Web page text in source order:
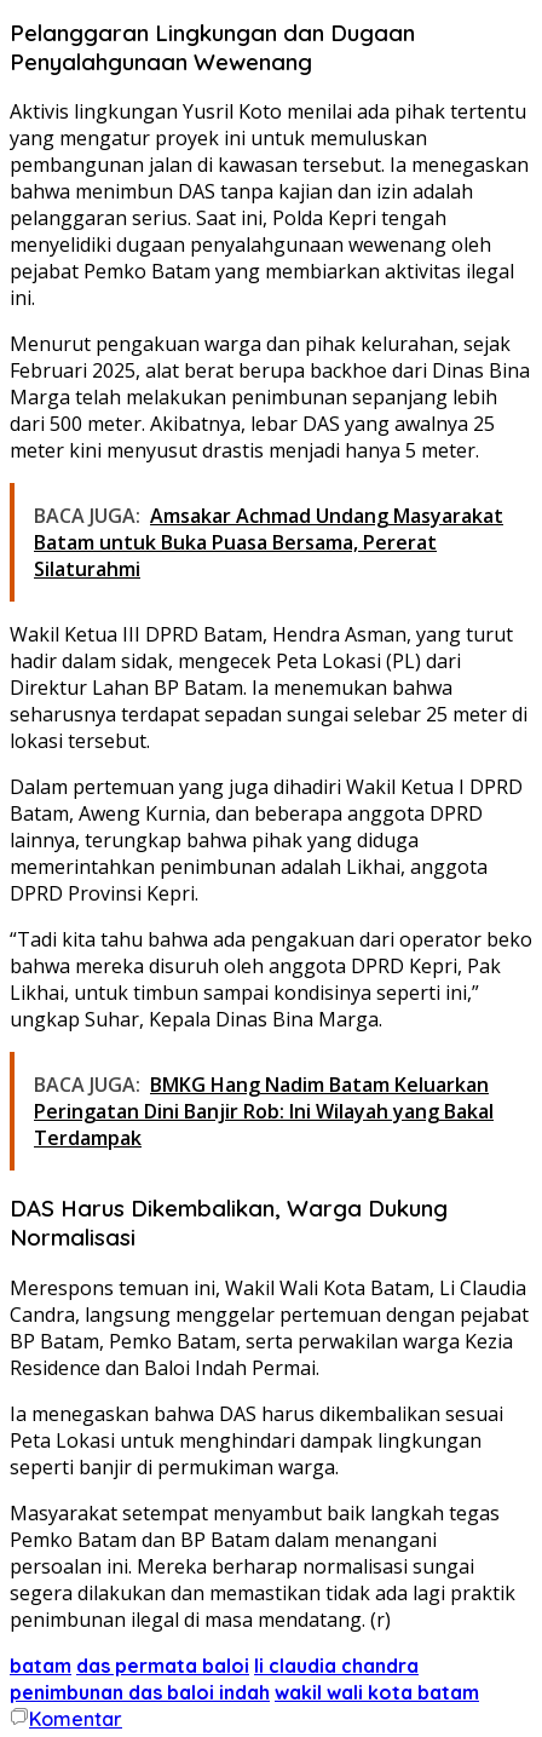
Pelanggaran Lingkungan dan Dugaan
Penyalahgunaan Wewenang
Aktivis lingkungan Yusril Koto menilai ada pihak tertentu
yang mengatur proyek ini untuk memuluskan
pembangunan jalan di kawasan tersebut. Ia menegaskan
bahwa menimbun DAS tanpa kajian dan izin adalah
pelanggaran serius. Saat ini, Polda Kepri tengah
menyelidiki dugaan penyalahgunaan wewenang oleh
pejabat Pemko Batam yang membiarkan aktivitas ilegal
ini.
Menurut pengakuan warga dan pihak kelurahan, sejak
Februari 2025, alat berat berupa backhoe dari Dinas Bina
Marga telah melakukan penimbunan sepanjang lebih
dari 500 meter. Akibatnya, lebar DAS yang awalnya 25
meter kini menyusut drastis menjadi hanya 5 meter.
BACA JUGA: Amsakar Achmad Undang Masyarakat
Batam untuk Buka Puasa Bersama, Pererat
Silaturahmi
Wakil Ketua III DPRD Batam, Hendra Asman, yang turut
hadir dalam sidak, mengecek Peta Lokasi (PL) dari
Direktur Lahan BP Batam. Ia menemukan bahwa
seharusnya terdapat sepadan sungai selebar 25 meter di
lokasi tersebut.
Dalam pertemuan yang juga dihadiri Wakil Ketua I DPRD
Batam, Aweng Kurnia, dan beberapa anggota DPRD
lainnya, terungkap bahwa pihak yang diduga
memerintahkan penimbunan adalah Likhai, anggota
DPRD Provinsi Kepri.
“Tadi kita tahu bahwa ada pengakuan dari operator beko
bahwa mereka disuruh oleh anggota DPRD Kepri, Pak
Likhai, untuk timbun sampai kondisinya seperti ini,”
ungkap Suhar, Kepala Dinas Bina Marga.
BACA JUGA: BMKG Hang Nadim Batam Keluarkan
Peringatan Dini Banjir Rob: Ini Wilayah yang Bakal
Terdampak
DAS Harus Dikembalikan, Warga Dukung
Normalisasi
Merespons temuan ini, Wakil Wali Kota Batam, Li Claudia
Candra, langsung menggelar pertemuan dengan pejabat
BP Batam, Pemko Batam, serta perwakilan warga Kezia
Residence dan Baloi Indah Permai.
Ia menegaskan bahwa DAS harus dikembalikan sesuai
Peta Lokasi untuk menghindari dampak lingkungan
seperti banjir di permukiman warga.
Masyarakat setempat menyambut baik langkah tegas
Pemko Batam dan BP Batam dalam menangani
persoalan ini. Mereka berharap normalisasi sungai
segera dilakukan dan memastikan tidak ada lagi praktik
penimbunan ilegal di masa mendatang. (r)
batam das permata baloi li claudia chandra
penimbunan das baloi indah wakil wali kota batam
Komentar